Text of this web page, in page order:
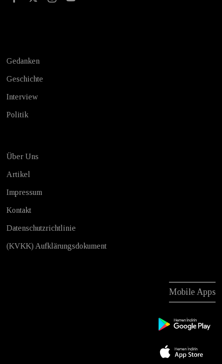
Gedanken
Geschichte
Interview
Politik
Über Uns
Artikel
Impressum
Kontakt
Datenschutzrichtlinie
(KVKK) Aufklärungsdokument
Mobile Apps